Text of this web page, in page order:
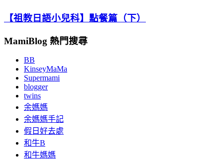
【祖教日語小兒科】點餐篇（下）
MamiBlog 熱門搜尋
BB
KinseyMaMa
Supermami
blogger
twins
余媽媽
余媽媽手記
假日好去處
和牛B
和牛媽媽